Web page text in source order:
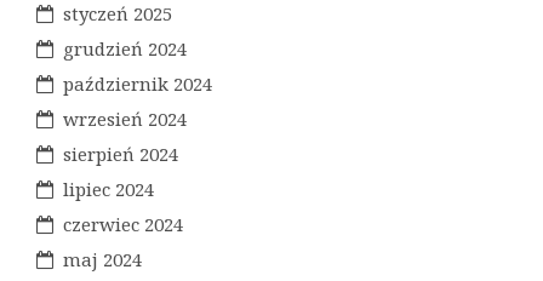
styczeń 2025
grudzień 2024
październik 2024
wrzesień 2024
sierpień 2024
lipiec 2024
czerwiec 2024
maj 2024